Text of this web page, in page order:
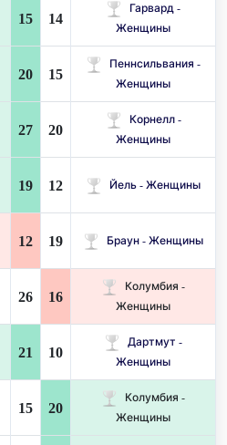
15 14
Гарвард -
Женщины
20 15
Пеннсильвания -
Женщины
27 20
Корнелл -
Женщины
19 12 Йель - Женщины
12 19 Браун - Женщины
26 16
Колумбия -
Женщины
21 10
Дартмут -
Женщины
15 20
Колумбия -
Женщины